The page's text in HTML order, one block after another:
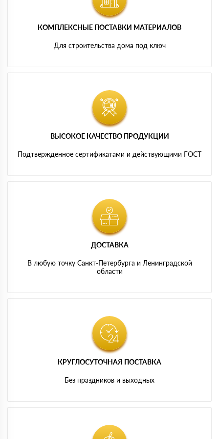
КОМПЛЕКСНЫЕ ПОСТАВКИ МАТЕРИАЛОВ
Для строительства дома под ключ
ВЫСОКОЕ КАЧЕСТВО ПРОДУКЦИИ
Подтвержденное сертификатами и действующими ГОСТ
ДОСТАВКА
В любую точку Санкт-Петербурга и Ленинградской
области
КРУГЛОСУТОЧНАЯ ПОСТАВКА
Без праздников и выходных